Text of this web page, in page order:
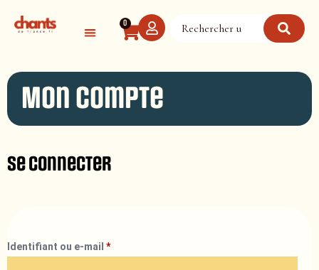
0
Mon compte
Se connecter
Identifiant ou e-mail *